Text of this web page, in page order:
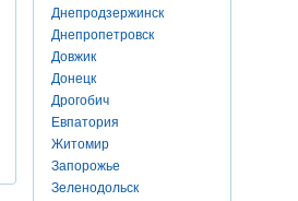
Днепродзержинск
Днепропетровск
Довжик
Донецк
Дрогобич
Евпатория
Житомир
Запорожье
Зеленодольск